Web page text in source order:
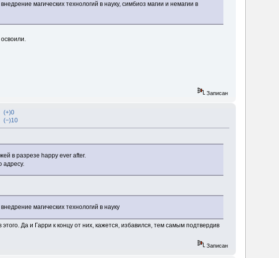
магических технологий в науку, симбиоз магии и немагии в
Записан
(+)0
(−)10
в разрезе happy ever after.
адресу.
магических технологий в науку
Да и Гарри к концу от них, кажется, избавился, тем самым подтвердив
Записан